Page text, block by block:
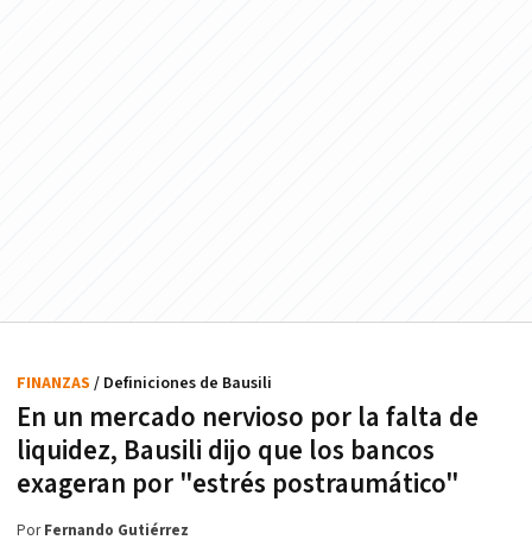
En un mercado nervioso por la falta de
liquidez, Bausili dijo que los bancos
exageran por "estrés postraumático"
FINANZAS / Definiciones de Bausili
PorFernando Gutiérrez